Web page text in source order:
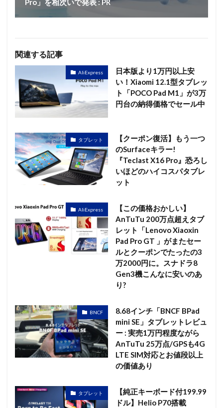
Pro」を相次いで発表 : PR
関連する記事
AliExpress
日本版より1万円以上安
い！Xiaomi 12.1型タブレッ
ト「POCO Pad M1」が3万
円台の納得価格でセール中
タブレット
【クーポン復活】もう一つ
のSurfaceキラー!
『Teclast X16 Pro』恐ろし
いほどのハイコスパタブレ
ット
AliExpress
【この価格おかしい】
AnTuTu 200万点超えタブ
レット「Lenovo Xiaoxin
Pad Pro GT 」がまたセー
ルとクーポンでたったの3
万2000円に。スナドラ8
Gen3機こんなに安いのあ
り?
BNCF
8.68インチ「BNCF BPad
mini SE」タブレットレビュ
ー : 実売1万円程度ながら
AnTuTu 25万点/GPSも4G
LTE SIM対応とお値段以上
の価値あり
タブレット
【純正キーボード付199.99
ドル】Helio P70搭載